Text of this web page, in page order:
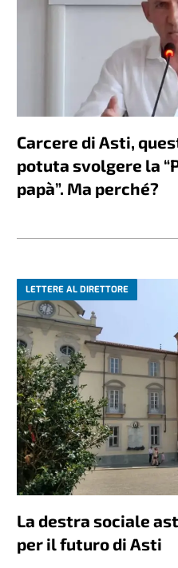
Carcere di Asti,
potuta svolgere la
papà”. Ma perché?
LETTERE AL DIRETTORE
La destra sociale
per il futuro di Asti